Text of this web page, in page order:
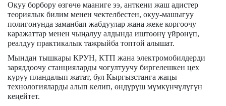
Окуу борбору өзгөчө мааниге ээ, анткени жаш адистер
теориялык билим менен чектелбестен, окуу-машыгуу
полигонунда заманбап жабдуулар жана жеке коргоочу
каражаттар менен чыңалуу алдында иштөөнү үйрөнүп,
реалдуу практикалык тажрыйба топтой алышат.
Мындан тышкары КРУН, КТП жана электромобилдерди
заряддоочу станцияларды чогултуучу биргелешкен цех
куруу пландалып жатат, бул Кыргызстанга жаңы
технологияларды алып келип, өндүрүш мүмкүнчүлүгүн
кеңейтет.